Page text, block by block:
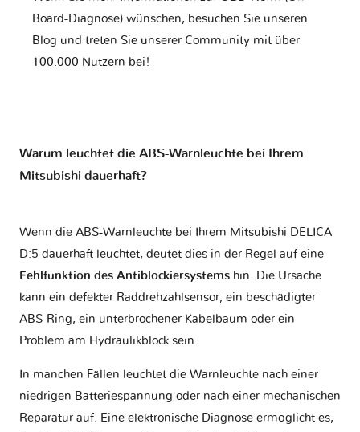
Board-Diagnose) wünschen, besuchen Sie unseren
Blog und treten Sie unserer Community mit über
100.000 Nutzern bei!
Warum leuchtet die ABS-Warnleuchte bei Ihrem
Mitsubishi dauerhaft?
Wenn die ABS-Warnleuchte bei Ihrem Mitsubishi DELICA
D:5 dauerhaft leuchtet, deutet dies in der Regel auf eine
Fehlfunktion des Antiblockiersystems hin. Die Ursache
kann ein defekter Raddrehzahlsensor, ein beschädigter
ABS-Ring, ein unterbrochener Kabelbaum oder ein
Problem am Hydraulikblock sein.
In manchen Fällen leuchtet die Warnleuchte nach einer
niedrigen Batteriespannung oder nach einer mechanischen
Reparatur auf. Eine elektronische Diagnose ermöglicht es,